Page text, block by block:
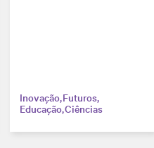
Inovação Futuros
EducaçãoCiências